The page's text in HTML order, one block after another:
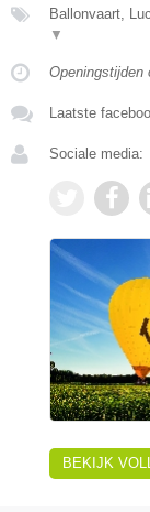
Ballonvaart,
▼
Openingstijden
Laatste
Sociale media:
BEKIJK